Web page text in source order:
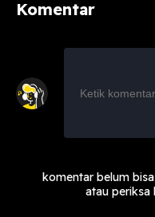
Komentar
komentar belum
atau periksa